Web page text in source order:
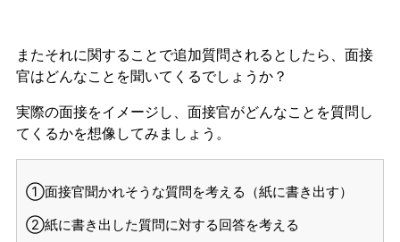
またそれに関することで追加質問されるとしたら、面接
官はどんなことを聞いてくるでしょうか？
実際の面接をイメージし、面接官がどんなことを質問し
てくるかを想像してみましょう。
①面接官聞かれそうな質問を考える（紙に書き出す）
②紙に書き出した質問に対する回答を考える